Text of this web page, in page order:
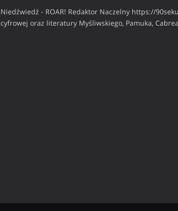
Niedźwiedź - ROAR! Redaktor Naczelny https://
cyfrowej oraz literatury Myśliwskiego, Pamuka,